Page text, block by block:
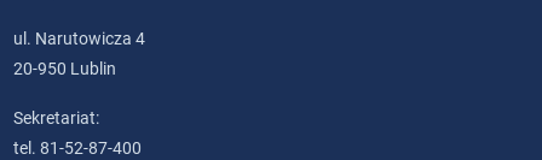
ul. Narutowicza 4
20-950 Lublin
Sekretariat:
tel. 81-52-87-400